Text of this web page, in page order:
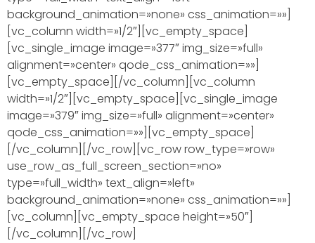
background_animation=»none» css_animation=»»]
[vc_column width=»1/2″][vc_empty_space]
[vc_single_image image=»377″ img_size=»full»
alignment=»center» qode_css_animation=»»]
[vc_empty_space][/vc_column][vc_column
width=»1/2″][vc_empty_space][vc_single_image
image=»379″ img_size=»full» alignment=»center»
qode_css_animation=»»][vc_empty_space]
[/vc_column][/vc_row][vc_row row_type=»row»
use_row_as_full_screen_section=»no»
type=»full_width» text_align=»left»
background_animation=»none» css_animation=»»]
[vc_column][vc_empty_space height=»50″]
[/vc_column][/vc_row]